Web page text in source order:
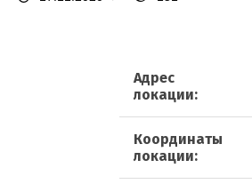
Адрес
локации:
Координаты
локации: